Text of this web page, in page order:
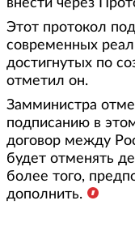
внести через
Этот протокол
современных
достигнутых по
отметил он.
Замминистра
подписанию в
договор между
будет отменять
более того,
дополнить.